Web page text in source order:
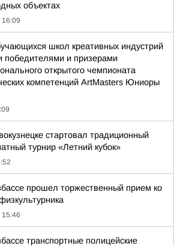
объектах
16:09
школ креативных индустрий
победителями и призерами
открытого чемпионата
компетенций ArtMasters Юниоры
стартовал традиционный
турнир «Летний кубок»
прошел торжественный прием ко
15:46
транспортные полицейские